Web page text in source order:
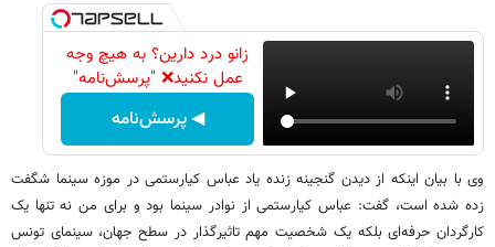
زانو درد دارین؟ به هیچ وجه
عمل نکنید❌ "پرسش‌نامه"
◀ پرسش‌نامه
وی با بیان اینکه از دیدن گنجینه زنده یاد عباس کیارستمی در موزه سینما شگفت
زده شده است، گفت: عباس کیارستمی از نوادر سینما بود و برای من نه تنها یک
کارگردان حرفه‌ای بلکه یک شخصیت مهم تاثیرگذار در سطح جهان، سینمای تونس